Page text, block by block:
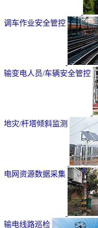
调车作业安全管控
输变电人员/车辆安全管控
地灾/杆塔倾斜监测
电网资源数据采集
输电线路巡检